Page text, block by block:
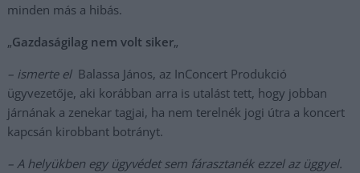
minden más a hibás.
„Gazdaságilag nem volt siker„
– ismerte el Balassa János, az InConcert Produkció
ügyvezetője, aki korábban arra is utalást tett, hogy jobban
járnának a zenekar tagjai, ha nem terelnék jogi útra a koncert
kapcsán kirobbant botrányt.
– A helyükben egy ügyvédet sem fárasztanék ezzel az üggyel.